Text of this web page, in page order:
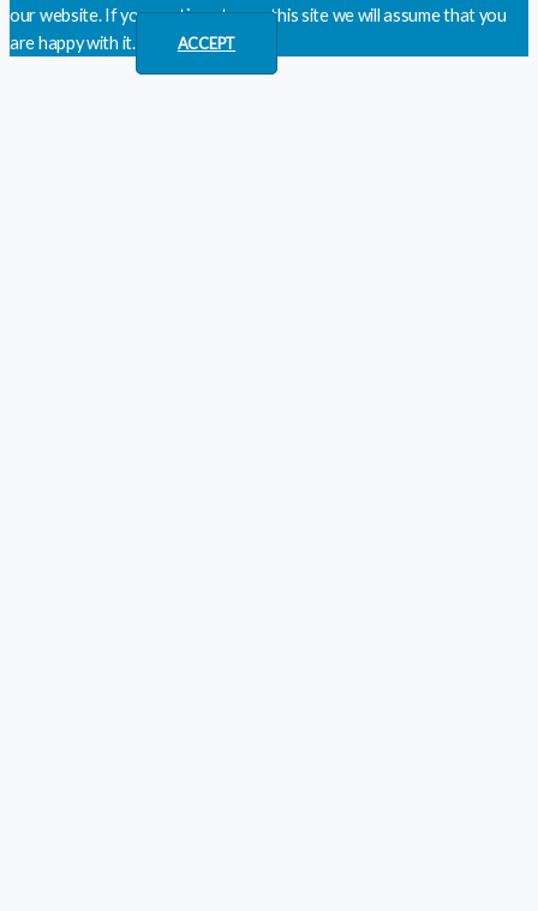
our website. If you continue to use this site we will assume that you
are happy with it.
ACCEPT